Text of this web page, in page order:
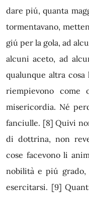
dare piú, quanta
tormentavano,
giú per la gola, ad
alcuni aceto, ad
qualunque altra
riempievono come
misericordia. Né
fanciulle. [8] Quivi
di dottrina, non
cose facevono li
nobilità e piú
esercitarsi. [9]